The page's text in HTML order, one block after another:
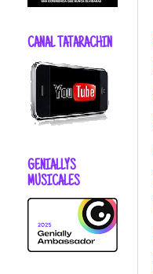
CANAL TATARACHIN
GENIALLYS
MUSICALES